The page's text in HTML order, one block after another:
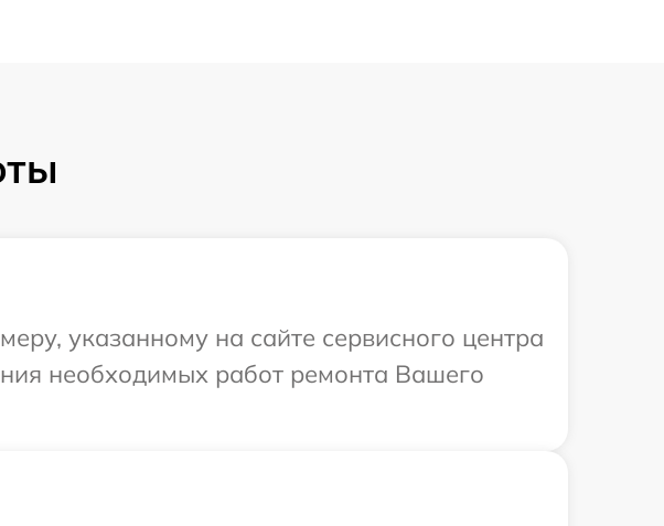
указанному на сайте сервисного центра
необходимых работ ремонта Вашего